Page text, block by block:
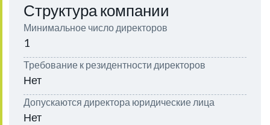
Структура компании
Минимальное число директоров
1
Требование к резидентности директоров
Нет
Допускаются директора юридические лица
Нет